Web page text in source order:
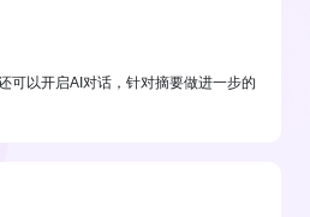
可以开启AI对话，针对摘要做进一步的